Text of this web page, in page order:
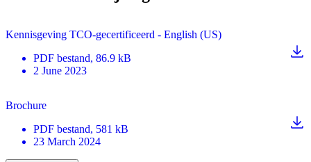
Kennisgeving TCO-gecertificeerd - English (US)
PDF bestand, 86.9 kB
2 June 2023
Brochure
PDF bestand, 581 kB
23 March 2024